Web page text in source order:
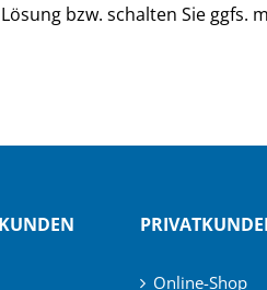
bzw. schalten Sie ggfs.
Online-Shop